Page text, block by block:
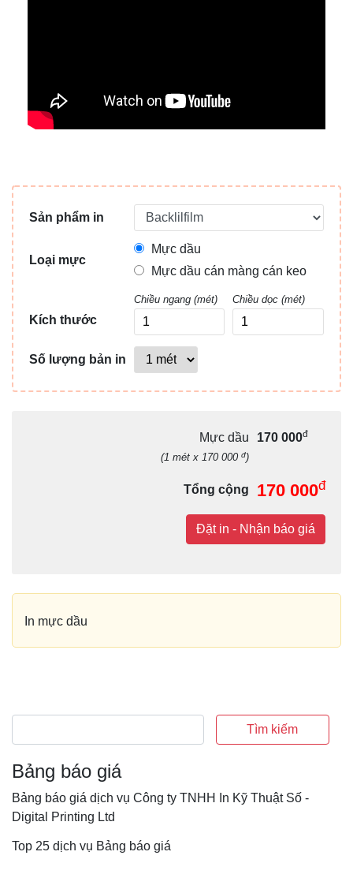
Sản phẩm in
Loại mực
Mực dầu
Mực dầu cán màng cán keo
Kích thước
Chiều ngang (mét) Chiều dọc (mét)
Số lượng bản in
Mực dầu
(1 mét x 170 000 đ)
170 000đ
Tổng cộng 170 000đ
Đặt in - Nhận báo giá
In mực dầu
Tìm kiếm
Bảng báo giá
Bảng báo giá dịch vụ Công ty TNHH In Kỹ Thuật Số -
Digital Printing Ltd
Top 25 dịch vụ Bảng báo giá